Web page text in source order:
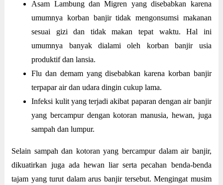
Asam Lambung dan Migren yang disebabkan karena
umumnya korban banjir tidak mengonsumsi makanan
sesuai gizi dan tidak makan tepat waktu. Hal ini
umumnya banyak dialami oleh korban banjir usia
produktif dan lansia.
Flu dan demam yang disebabkan karena korban banjir
terpapar air dan udara dingin cukup lama.
Infeksi kulit yang terjadi akibat paparan dengan air banjir
yang bercampur dengan kotoran manusia, hewan, juga
sampah dan lumpur.
Selain sampah dan kotoran yang bercampur dalam air banjir,
dikuatirkan juga ada hewan liar serta pecahan benda-benda
tajam yang turut dalam arus banjir tersebut. Mengingat musim